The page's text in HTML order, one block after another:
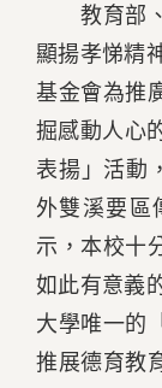
教育部、
顯揚孝悌精
基金會為推
掘感動人心
表揚」活動
外雙溪要區
示，本校十
如此有意義
大學唯一的
推展德育教